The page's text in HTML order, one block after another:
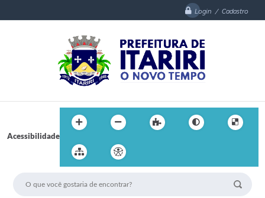
Login / Cadastro
Acessibilidade